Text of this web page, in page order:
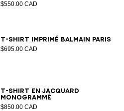
$550.00 CAD
T-shirt imprimé Balmain paris
$695.00 CAD
2XSXSSMLXL2XL3XL
T-shirt en jacquard
monogrammé
$850.00 CAD
2XSXSS